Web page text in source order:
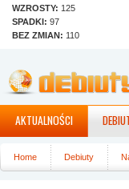
WZROSTY: 125
SPADKI: 97
BEZ ZMIAN: 110
AKTUALNOŚCI
Home Debiuty